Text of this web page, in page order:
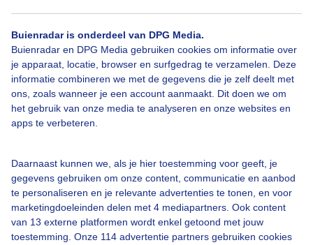
Buienradar is onderdeel van DPG Media.
Buienradar en DPG Media gebruiken cookies om informatie over
je apparaat, locatie, browser en surfgedrag te verzamelen. Deze
informatie combineren we met de gegevens die je zelf deelt met
ons, zoals wanneer je een account aanmaakt. Dit doen we om
het gebruik van onze media te analyseren en onze websites en
apps te verbeteren.
Daarnaast kunnen we, als je hier toestemming voor geeft, je
gegevens gebruiken om onze content, communicatie en aanbod
te personaliseren en je relevante advertenties te tonen, en voor
marketingdoeleinden delen met 4 mediapartners. Ook content
van 13 externe platformen wordt enkel getoond met jouw
toestemming. Onze 114 advertentie partners gebruiken cookies
Blauwelucht Zonnebloem
Een moment geduld aub...